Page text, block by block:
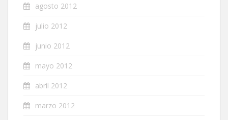
agosto 2012
julio 2012
junio 2012
mayo 2012
abril 2012
marzo 2012